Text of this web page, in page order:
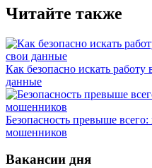
Читайте также
Как безопасно искать работу
данные
Безопасность превыше
мошенников
Вакансии дня